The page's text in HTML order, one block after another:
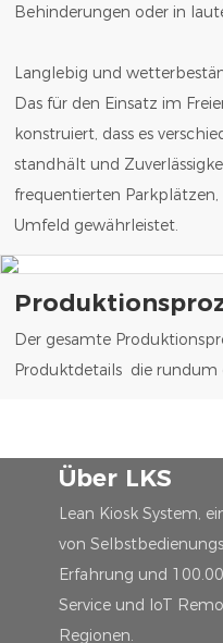
Behinderungen oder in
Langlebig und
Das für den Einsatz im
konstruiert, dass es
standhält und
frequentierten
Umfeld gewährleistet.
Der gesamte
Produktdetails die rundum
Über LKS
Lean Kiosk System,
von
Erfahrung und
Service und IoT
Regionen.